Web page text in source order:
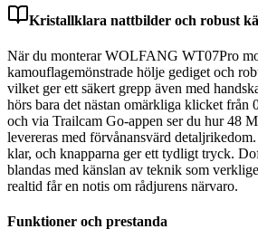
Kristallklara nattbilder och robust
När du monterar WOLFANG WT07Pro
kamouflagemönstrade hölje gediget och
vilket ger ett säkert grepp även med
hörs bara det nästan omärkliga klicket från
och via Trailcam Go-appen ser du hur 48
levereras med förvånansvärd
klar, och knapparna ger ett tydligt tryck.
blandas med känslan av teknik som
realtid får en notis om rådjurens närvaro.
Funktioner och prestanda